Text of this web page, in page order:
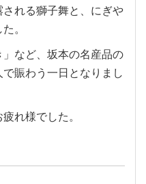
れる獅子舞と、にぎや
。
」など、坂本の名産品の
賑わう一日となりまし
れ様でした。